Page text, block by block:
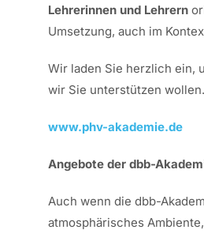
Lehrerinnen und Lehrern
Umsetzung, auch im
Wir laden Sie herzlich ein,
wir Sie unterstützen wollen.
www.phv-akademie.de
Angebote der dbb-
Auch wenn die dbb-
atmosphärisches